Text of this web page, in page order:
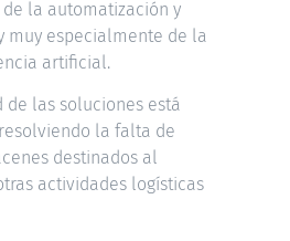
la automatización y
muy especialmente de la
artificial.
de las soluciones está
la falta de
destinados al
actividades logísticas